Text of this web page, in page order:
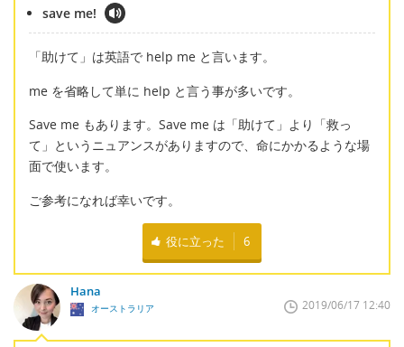
save me!
「助けて」は英語で help me と言います。
me を省略して単に help と言う事が多いです。
Save me もあります。Save me は「助けて」より「救っ
て」というニュアンスがありますので、命にかかるような場
面で使います。
ご参考になれば幸いです。
役に立った 6
Hana
オーストラリア 2019/06/17 12:40